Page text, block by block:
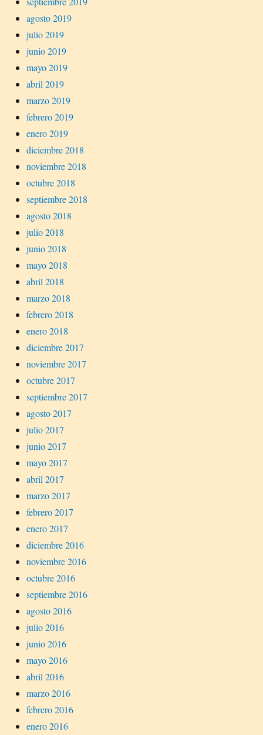
agosto 2019
julio 2019
junio 2019
mayo 2019
abril 2019
marzo 2019
febrero 2019
enero 2019
diciembre 2018
noviembre 2018
octubre 2018
septiembre 2018
agosto 2018
julio 2018
junio 2018
mayo 2018
abril 2018
marzo 2018
febrero 2018
enero 2018
diciembre 2017
noviembre 2017
octubre 2017
septiembre 2017
agosto 2017
julio 2017
junio 2017
mayo 2017
abril 2017
marzo 2017
febrero 2017
enero 2017
diciembre 2016
noviembre 2016
octubre 2016
septiembre 2016
agosto 2016
julio 2016
junio 2016
mayo 2016
abril 2016
marzo 2016
febrero 2016
enero 2016